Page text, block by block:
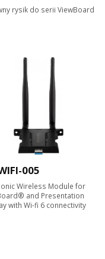
rysik do serii ViewBoard
005
Wireless Module for
and Presentation
with Wi-fi 6 connectivity